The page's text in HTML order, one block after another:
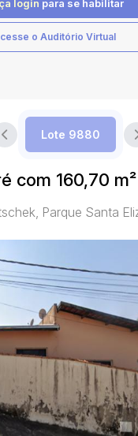
login para se habilitar
o Auditório Virtual
com 160,70 m²
Parque Santa